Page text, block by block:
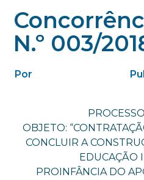
N.º 003/
Por
OBJETO:
CONCLUIR A
EDUCAÇÃO
PROINFÂNCIA DO